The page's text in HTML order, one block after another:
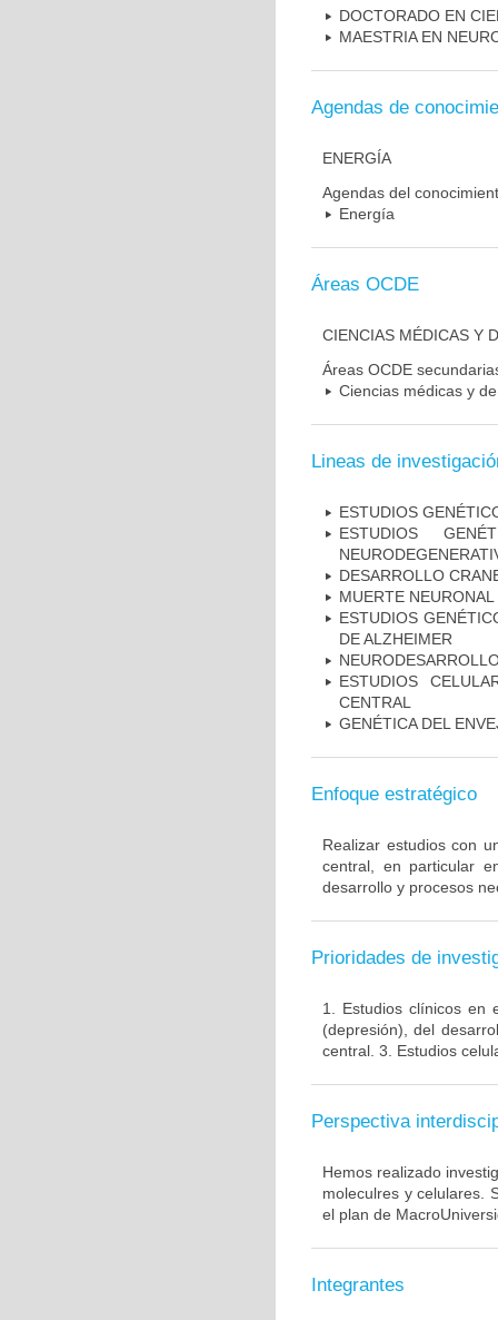
DOCTORADO EN
MAESTRIA EN
Agendas de
ENERGÍA
Agendas del
Energía
Áreas OCDE
CIENCIAS MÉDICAS Y
Áreas OCDE
Ciencias médicas y
Lineas de
ESTUDIOS
ESTUDIOS
DESARROLLO
MUERTE
ESTUDIOS
DE ALZHEIMER
ESTUDIOS
CENTRAL
GENÉTICA DEL
Enfoque estratégico
Realizar estudios con
central, en particular
desarrollo y procesos
Prioridades de
1. Estudios clínicos en
(depresión), del
central. 3. Estudios
Perspectiva
Hemos realizado
moleculres y celulares.
el plan de
Integrantes